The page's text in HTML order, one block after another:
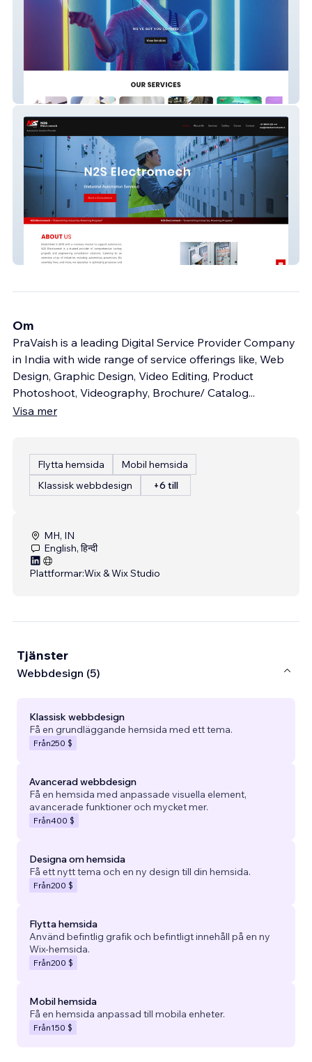
Pravaish Digicorp
N2s Electromech
Om
PraVaish is a leading Digital Service Provider Company
in India with wide range of service offerings like, Web
Design, Graphic Design, Video Editing, Product
Photoshoot, Videography, Brochure/ Catalog...
Visa mer
Flytta hemsida
Mobil hemsida
Klassisk webbdesign
+6 till
MH, IN
English, हिन्दी
Plattformar:Wix & Wix Studio
Tjänster
Webbdesign (5)
Klassisk webbdesign
Få en grundläggande hemsida med ett tema.
Från250 $
Avancerad webbdesign
Få en hemsida med anpassade visuella element,
avancerade funktioner och mycket mer.
Från400 $
Designa om hemsida
Få ett nytt tema och en ny design till din hemsida.
Från200 $
Flytta hemsida
Använd befintlig grafik och befintligt innehåll på en ny
Wix-hemsida.
Från200 $
Mobil hemsida
Få en hemsida anpassad till mobila enheter.
Från150 $